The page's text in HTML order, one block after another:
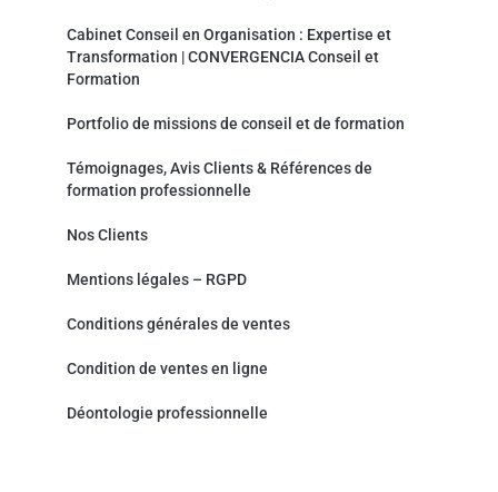
Cabinet Conseil en Organisation : Expertise et
Transformation | CONVERGENCIA Conseil et
Formation
Portfolio de missions de conseil et de formation
Témoignages, Avis Clients & Références de
formation professionnelle
Nos Clients
Mentions légales – RGPD
Conditions générales de ventes
Condition de ventes en ligne
Déontologie professionnelle